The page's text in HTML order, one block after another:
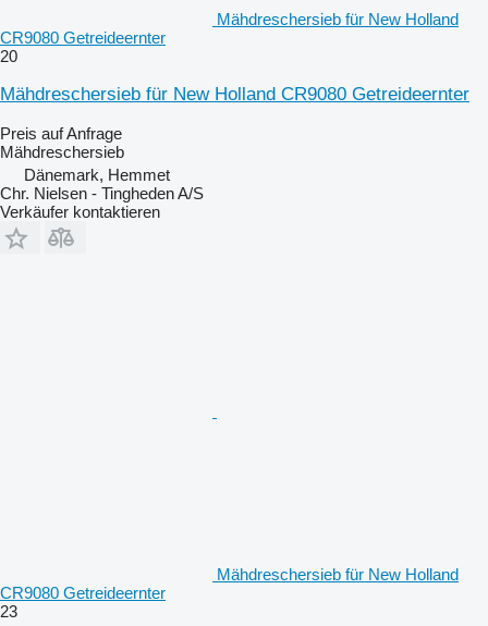
Mähdreschersieb für New Holland
CR9080 Getreideernter
20
Mähdreschersieb für New Holland CR9080 Getreideernter
Preis auf Anfrage
Mähdreschersieb
Dänemark, Hemmet
Chr. Nielsen - Tingheden A/S
Verkäufer kontaktieren
Mähdreschersieb für New Holland
CR9080 Getreideernter
23